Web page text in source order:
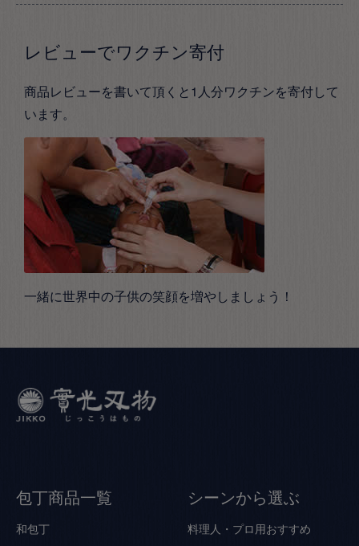
レビューでワクチン寄付
商品レビューを書いて頂くと1人分ワクチンを寄付して
います。
一緒に世界中の子供の笑顔を増やしましょう！
包丁商品一覧
和包丁
シーンから選ぶ
料理人・プロ用おすすめ